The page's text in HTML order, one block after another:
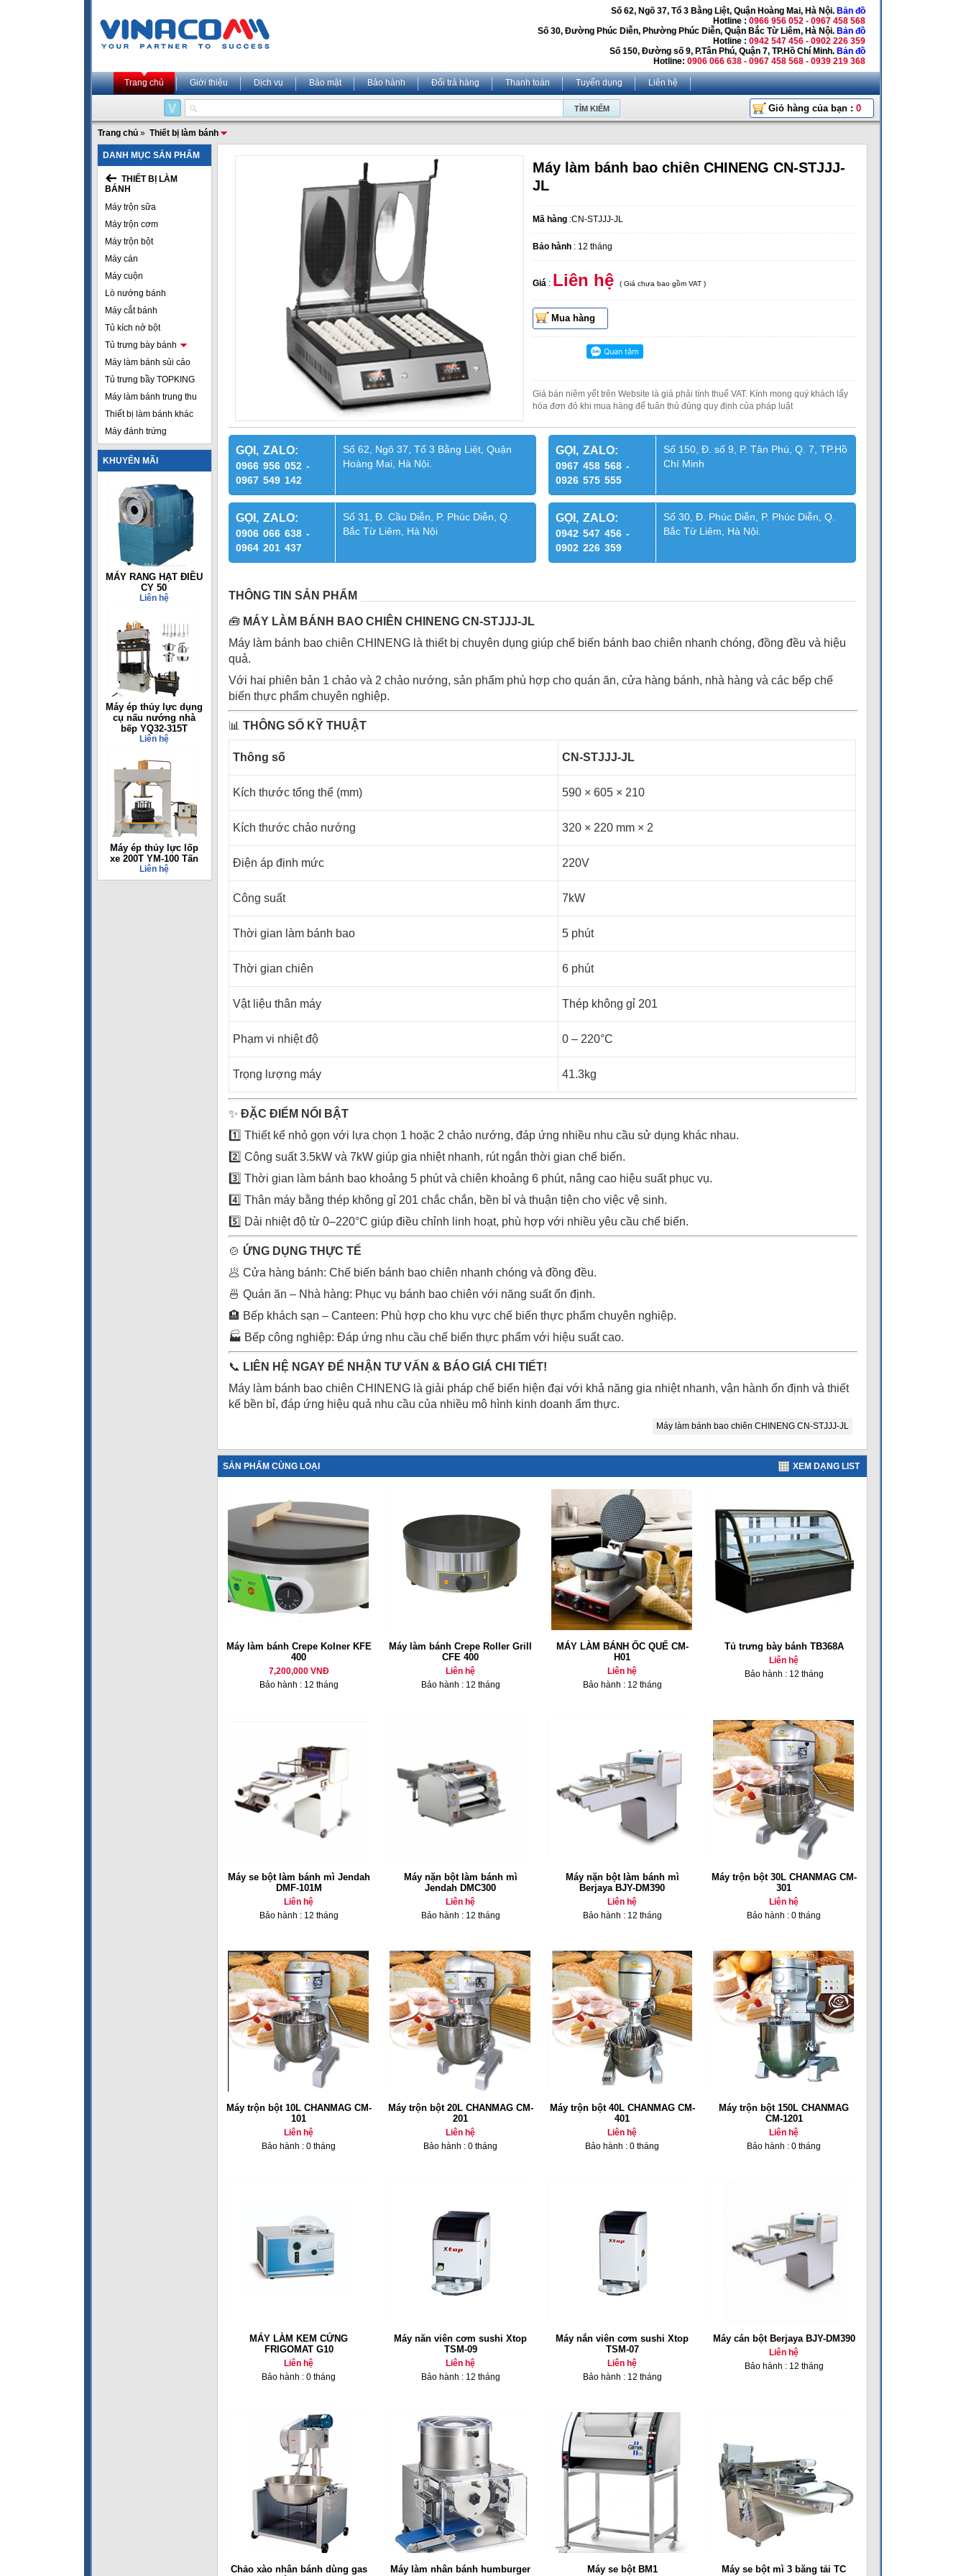
Số 62, Ngõ 37, Tổ 3 Bằng Liệt, Quận Hoàng Mai, Hà Nội. Bản đồ
Hotline : 0966 956 052 - 0967 458 568
Số 30, Đường Phúc Diễn, Phường Phúc Diễn, Quận Bắc Từ Liêm, Hà Nội. Bản đồ
Hotline : 0942 547 456 - 0902 226 359
Số 150, Đường số 9, P.Tân Phú, Quận 7, TP.Hồ Chí Minh. Bản đồ
Hotline: 0906 066 638 - 0967 458 568 - 0939 219 368
Trang chủ Giới thiệu Dịch vụ Bảo mật Bảo hành Đổi trả hàng Thanh toán Tuyển dụng Liên hệ
Giỏ hàng của bạn : 0
Trang chủ » Thiết bị làm bánh
DANH MỤC SẢN PHẨM
THIẾT BỊ LÀM
BÁNH
Máy trộn sữa
Máy trộn cơm
Máy trộn bột
Máy cán
Máy cuộn
Lò nướng bánh
Máy cắt bánh
Tủ kích nở bột
Tủ trưng bày bánh
Máy làm bánh sủi cảo
Tủ trưng bầy TOPKING
Máy làm bánh trung thu
Thiết bị làm bánh khác
Máy đánh trứng
KHUYẾN MÃI
MÁY RANG HẠT ĐIỀU
CY 50
Liên hệ
Máy ép thủy lực dụng
cụ nấu nướng nhà
bếp YQ32-315T
Liên hệ
Máy ép thủy lực lốp
xe 200T YM-100 Tấn
Liên hệ
Máy làm bánh bao chiên CHINENG CN-STJJJ-
JL
Mã hàng :CN-STJJJ-JL
Bảo hành : 12 tháng
Giá : Liên hệ ( Giá chưa bao gồm VAT )
Mua hàng
Giá bán niêm yết trên Website là giá phải tính thuế VAT. Kính mong quý khách lấy
hóa đơn đỏ khi mua hàng để tuân thủ đúng quy định của pháp luật
GỌI, ZALO:
0966 956 052 -
0967 549 142
Số 62, Ngõ 37, Tổ 3 Bằng Liệt, Quận
Hoàng Mai, Hà Nội.
GỌI, ZALO:
0967 458 568 -
0926 575 555
Số 150, Đ. số 9, P. Tân Phú, Q. 7, TP.Hồ
Chí Minh
GỌI, ZALO:
0906 066 638 -
0964 201 437
Số 31, Đ. Cầu Diễn, P. Phúc Diễn, Q.
Bắc Từ Liêm, Hà Nội
GỌI, ZALO:
0942 547 456 -
0902 226 359
Số 30, Đ. Phúc Diễn, P. Phúc Diễn, Q.
Bắc Từ Liêm, Hà Nội.
THÔNG TIN SẢN PHẨM
🧰 MÁY LÀM BÁNH BAO CHIÊN CHINENG CN-STJJJ-JL
Máy làm bánh bao chiên CHINENG là thiết bị chuyên dụng giúp chế biến bánh bao chiên nhanh chóng, đồng đều và hiệu
quả.
Với hai phiên bản 1 chảo và 2 chảo nướng, sản phẩm phù hợp cho quán ăn, cửa hàng bánh, nhà hàng và các bếp chế
biến thực phẩm chuyên nghiệp.
📊 THÔNG SỐ KỸ THUẬT
Thông số CN-STJJJ-JL
Kích thước tổng thể (mm) 590 × 605 × 210
Kích thước chảo nướng 320 × 220 mm × 2
Điện áp định mức 220V
Công suất 7kW
Thời gian làm bánh bao 5 phút
Thời gian chiên 6 phút
Vật liệu thân máy Thép không gỉ 201
Phạm vi nhiệt độ 0 – 220°C
Trọng lượng máy 41.3kg
✨ ĐẶC ĐIỂM NỔI BẬT
1️⃣ Thiết kế nhỏ gọn với lựa chọn 1 hoặc 2 chảo nướng, đáp ứng nhiều nhu cầu sử dụng khác nhau.
2️⃣ Công suất 3.5kW và 7kW giúp gia nhiệt nhanh, rút ngắn thời gian chế biến.
3️⃣ Thời gian làm bánh bao khoảng 5 phút và chiên khoảng 6 phút, nâng cao hiệu suất phục vụ.
4️⃣ Thân máy bằng thép không gỉ 201 chắc chắn, bền bỉ và thuận tiện cho việc vệ sinh.
5️⃣ Dải nhiệt độ từ 0–220°C giúp điều chỉnh linh hoạt, phù hợp với nhiều yêu cầu chế biến.
🍲 ỨNG DỤNG THỰC TẾ
🥟 Cửa hàng bánh: Chế biến bánh bao chiên nhanh chóng và đồng đều.
🍜 Quán ăn – Nhà hàng: Phục vụ bánh bao chiên với năng suất ổn định.
🏨 Bếp khách sạn – Canteen: Phù hợp cho khu vực chế biến thực phẩm chuyên nghiệp.
🏭 Bếp công nghiệp: Đáp ứng nhu cầu chế biến thực phẩm với hiệu suất cao.
📞 LIÊN HỆ NGAY ĐỂ NHẬN TƯ VẤN & BÁO GIÁ CHI TIẾT!
Máy làm bánh bao chiên CHINENG là giải pháp chế biến hiện đại với khả năng gia nhiệt nhanh, vận hành ổn định và thiết
kế bền bỉ, đáp ứng hiệu quả nhu cầu của nhiều mô hình kinh doanh ẩm thực.
Máy làm bánh bao chiên CHINENG CN-STJJJ-JL
SẢN PHẨM CÙNG LOẠI XEM DẠNG LIST
Máy làm bánh Crepe Kolner KFE
400
7,200,000 VNĐ
Bảo hành : 12 tháng
Máy làm bánh Crepe Roller Grill
CFE 400
Liên hệ
Bảo hành : 12 tháng
MÁY LÀM BÁNH ỐC QUẾ CM-
H01
Liên hệ
Bảo hành : 12 tháng
Tủ trưng bày bánh TB368A
Liên hệ
Bảo hành : 12 tháng
Máy se bột làm bánh mì Jendah
DMF-101M
Liên hệ
Bảo hành : 12 tháng
Máy nặn bột làm bánh mì
Jendah DMC300
Liên hệ
Bảo hành : 12 tháng
Máy nặn bột làm bánh mì
Berjaya BJY-DM390
Liên hệ
Bảo hành : 12 tháng
Máy trộn bột 30L CHANMAG CM-
301
Liên hệ
Bảo hành : 0 tháng
Máy trộn bột 10L CHANMAG CM-
101
Liên hệ
Bảo hành : 0 tháng
Máy trộn bột 20L CHANMAG CM-
201
Liên hệ
Bảo hành : 0 tháng
Máy trộn bột 40L CHANMAG CM-
401
Liên hệ
Bảo hành : 0 tháng
Máy trộn bột 150L CHANMAG
CM-1201
Liên hệ
Bảo hành : 0 tháng
MÁY LÀM KEM CỨNG
FRIGOMAT G10
Liên hệ
Bảo hành : 0 tháng
Máy năn viên cơm sushi Xtop
TSM-09
Liên hệ
Bảo hành : 12 tháng
Máy nắn viên cơm sushi Xtop
TSM-07
Liên hệ
Bảo hành : 12 tháng
Máy cán bột Berjaya BJY-DM390
Liên hệ
Bảo hành : 12 tháng
Chảo xào nhân bánh dùng gas
Máy làm nhân bánh humburger
Máy se bột BM1
Máy se bột mì 3 băng tải TC